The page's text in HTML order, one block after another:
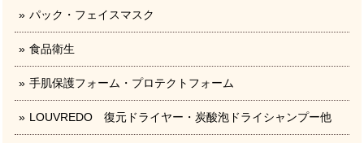
パック・フェイスマスク
食品衛生
手肌保護フォーム・プロテクトフォーム
LOUVREDO 復元ドライヤー・炭酸泡ドライシャンプー他